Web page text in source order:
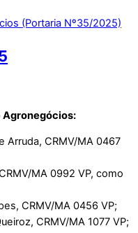
(Portaria Nº35/2025)
Agronegócios:
Arruda, CRMV/MA 0467
MA 0992 VP, como
CRMV/MA 0456 VP;
CRMV/MA 1077 VP;